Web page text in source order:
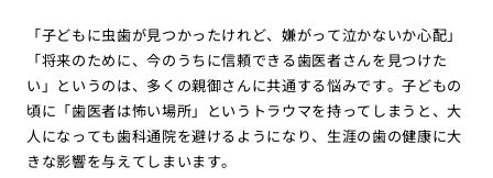
「子どもに虫歯が見つかったけれど、嫌がって泣かないか心配」
「将来のために、今のうちに信頼できる歯医者さんを見つけた
い」というのは、多くの親御さんに共通する悩みです。子どもの
頃に「歯医者は怖い場所」というトラウマを持ってしまうと、大
人になっても歯科通院を避けるようになり、生涯の歯の健康に大
きな影響を与えてしまいます。